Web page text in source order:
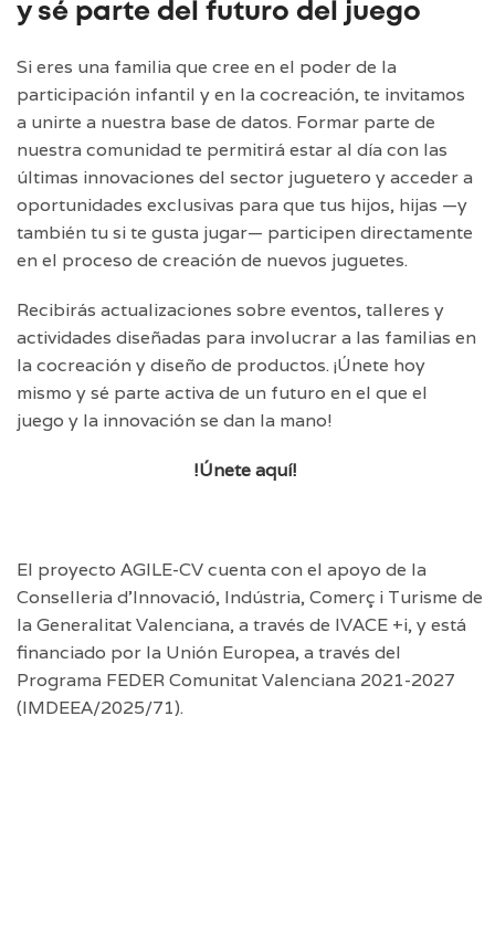
y sé parte del futuro del juego
Si eres una familia que cree en el poder de la
participación infantil y en la cocreación, te invitamos
a unirte a nuestra base de datos. Formar parte de
nuestra comunidad te permitirá estar al día con las
últimas innovaciones del sector juguetero y acceder a
oportunidades exclusivas para que tus hijos, hijas —y
también tu si te gusta jugar— participen directamente
en el proceso de creación de nuevos juguetes.
Recibirás actualizaciones sobre eventos, talleres y
actividades diseñadas para involucrar a las familias en
la cocreación y diseño de productos. ¡Únete hoy
mismo y sé parte activa de un futuro en el que el
juego y la innovación se dan la mano!
!Únete aquí!
El proyecto AGILE-CV cuenta con el apoyo de la
Conselleria d’Innovació, Indústria, Comerç i Turisme de
la Generalitat Valenciana, a través de IVACE +i, y está
financiado por la Unión Europea, a través del
Programa FEDER Comunitat Valenciana 2021-2027
(IMDEEA/2025/71).